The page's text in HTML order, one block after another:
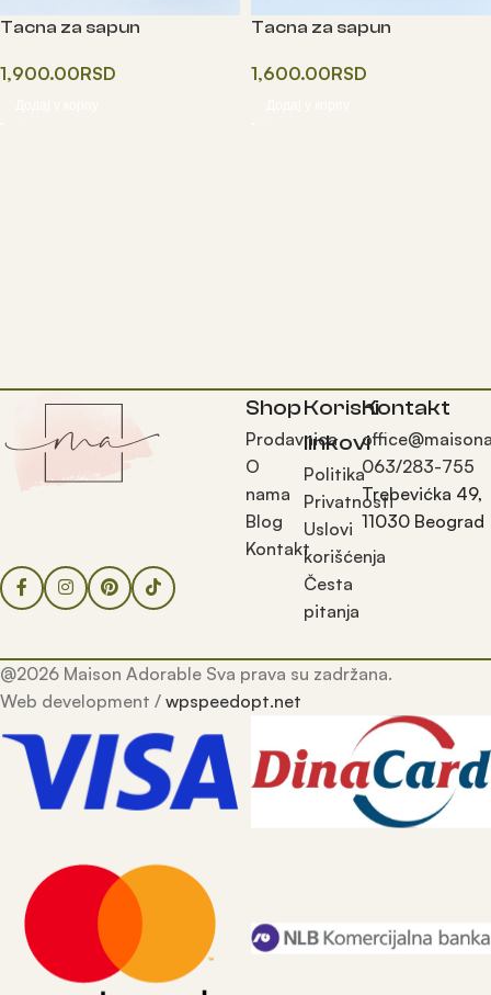
Tacna za sapun
1,900.00RSD
Tacna za sapun
1,600.00RSD
Shop
Prodavnica
O
nama
Blog
Kontakt
Korisni
linkovi
Politika
Privatnosti
Uslovi
korišćenja
Česta
pitanja
Kontakt
063/283-755
Trebevićka 49,
11030 Beograd
@2026 Maison Adorable Sva prava su zadržana.
Web development / wpspeedopt.net